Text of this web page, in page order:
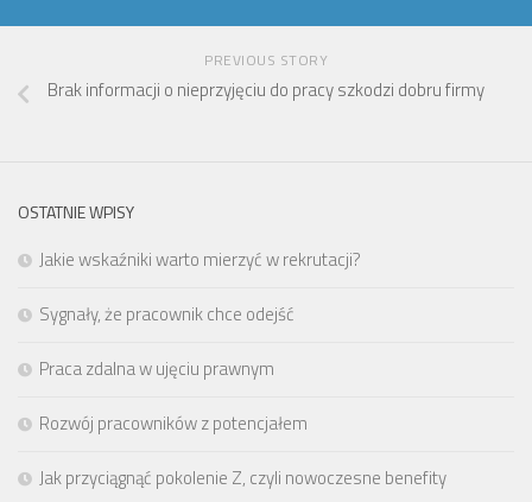
PREVIOUS STORY
Brak informacji o nieprzyjęciu do pracy szkodzi dobru firmy
OSTATNIE WPISY
Jakie wskaźniki warto mierzyć w rekrutacji?
Sygnały, że pracownik chce odejść
Praca zdalna w ujęciu prawnym
Rozwój pracowników z potencjałem
Jak przyciągnąć pokolenie Z, czyli nowoczesne benefity